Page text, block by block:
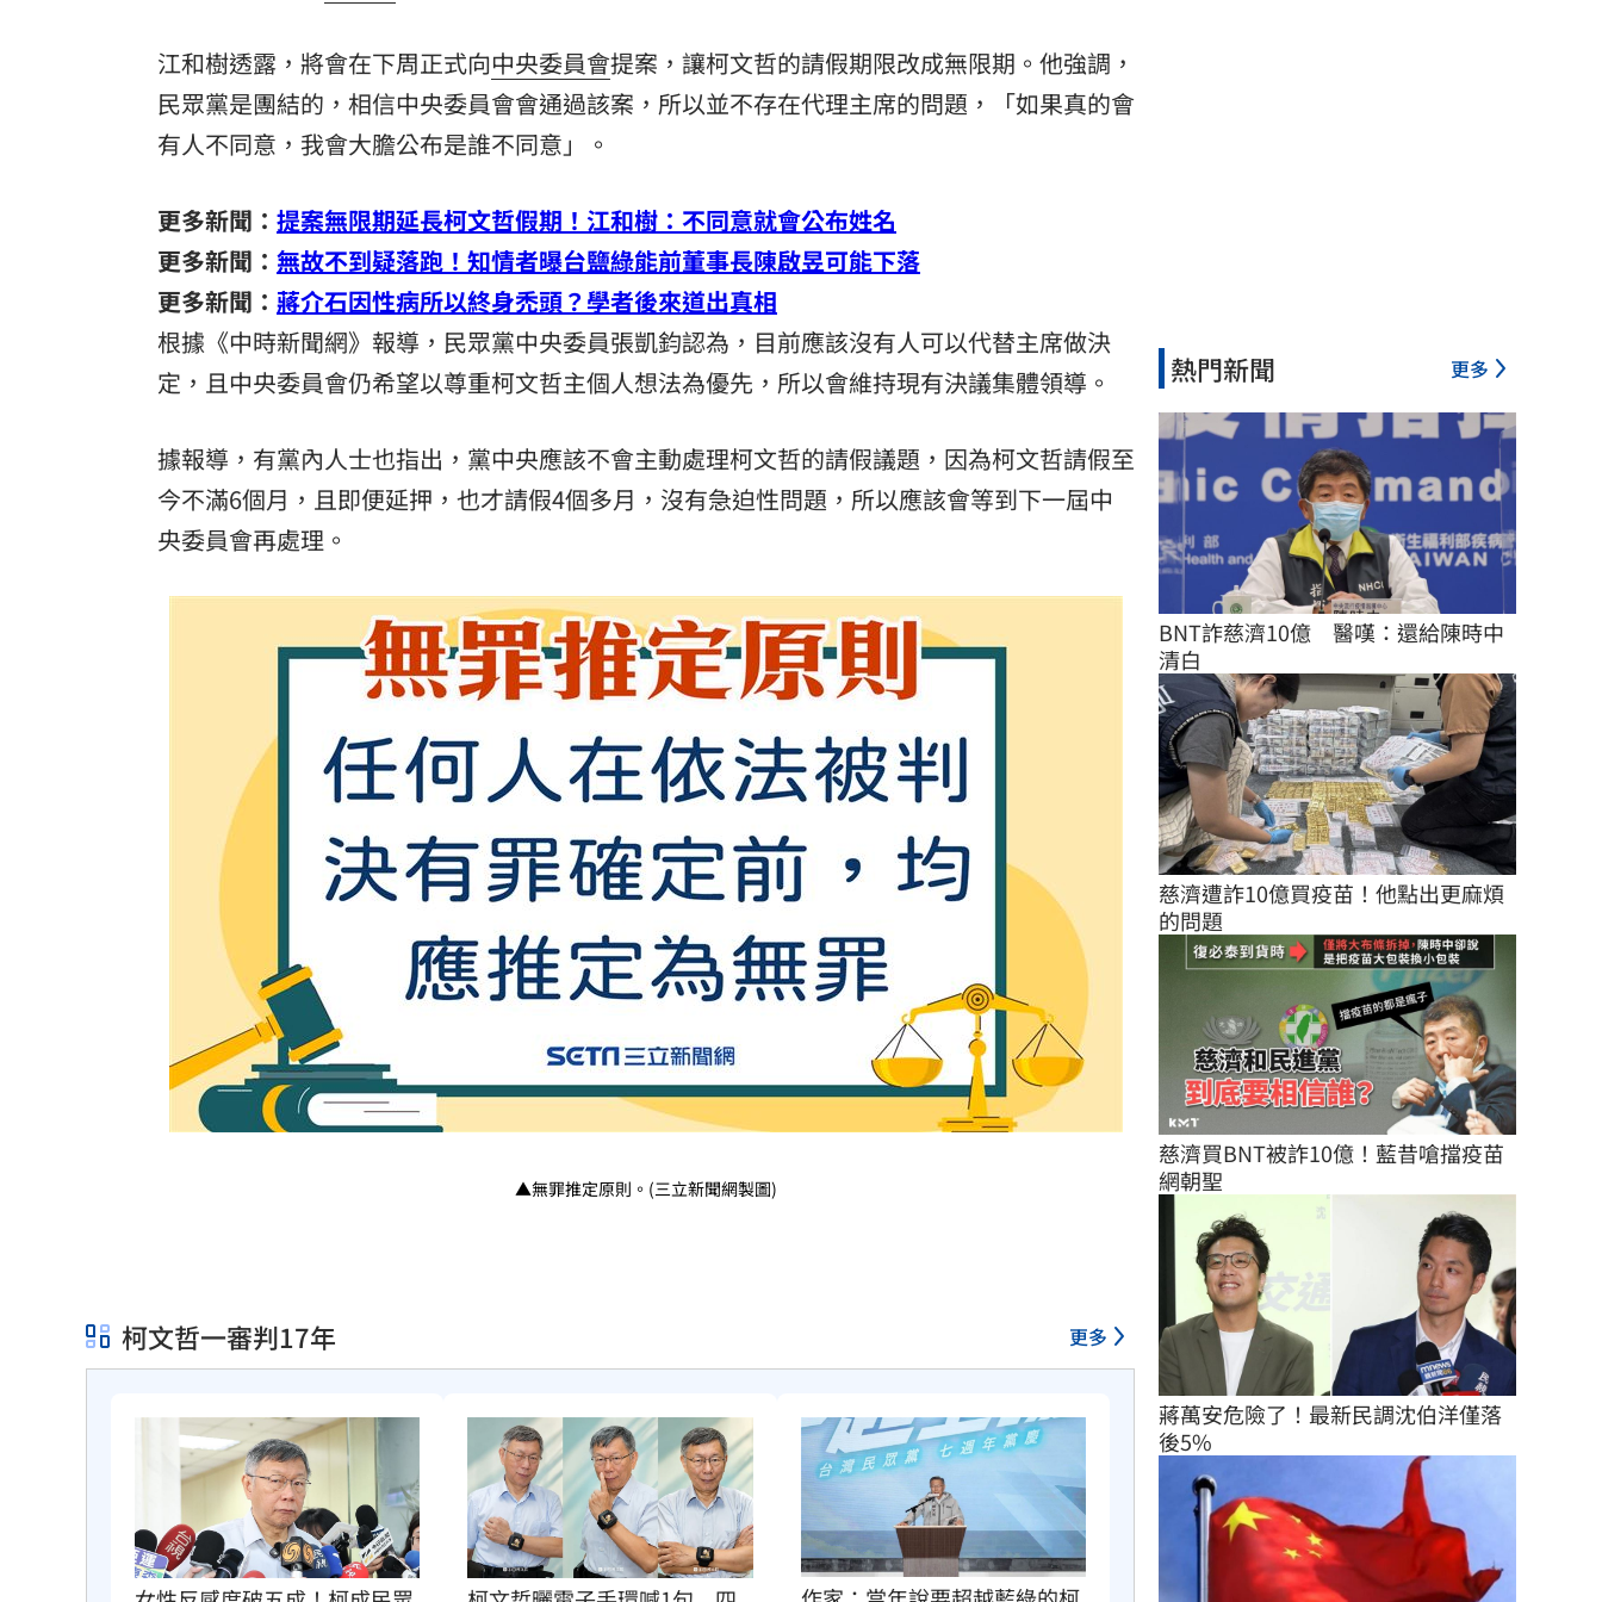
江和樹透露，將會在下周正式向中央委員會提案，讓柯文哲的請假期限改成無限期。他強調，
民眾黨是團結的，相信中央委員會會通過該案，所以並不存在代理主席的問題，「如果真的會
有人不同意，我會大膽公布是誰不同意」。
更多新聞： 提案無限期延長柯文哲假期！江和樹：不同意就會公布姓名
更多新聞： 無故不到疑落跑！知情者曝台鹽綠能前董事長陳啟昱可能下落
更多新聞： 蔣介石因性病所以終身禿頭？學者後來道出真相
根據《中時新聞網》報導，民眾黨中央委員張凱鈞認為，目前應該沒有人可以代替主席做決
定，且中央委員會仍希望以尊重柯文哲主個人想法為優先，所以會維持現有決議集體領導。
據報導，有黨內人士也指出，黨中央應該不會主動處理柯文哲的請假議題，因為柯文哲請假至
今不滿6個月，且即便延押，也才請假4個多月，沒有急迫性問題，所以應該會等到下一屆中
央委員會再處理。
▲無罪推定原則。(三立新聞網製圖)
柯文哲一審判17年 更多
熱門新聞 更多
BNT詐慈濟10億　醫嘆：還給陳時中
清白
慈濟遭詐10億買疫苗！他點出更麻煩
的問題
慈濟買BNT被詐10億！藍昔嗆擋疫苗
網朝聖
蔣萬安危險了！最新民調沈伯洋僅落
後5%